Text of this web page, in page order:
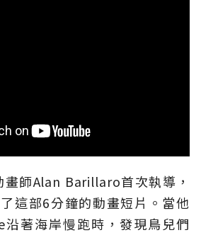
畫師Alan Barillaro首次執導，
這部6分鐘的動畫短片。當他
著海岸慢跑時，發現鳥兒們